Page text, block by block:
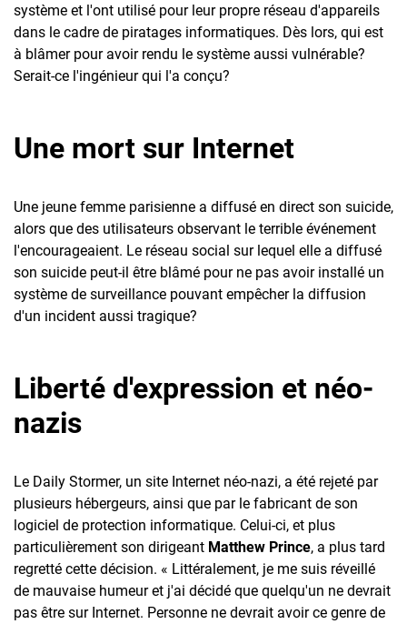
système et l'ont utilisé pour leur propre réseau d'appareils
dans le cadre de piratages informatiques. Dès lors, qui est
à blâmer pour avoir rendu le système aussi vulnérable?
Serait-ce l'ingénieur qui l'a conçu?
Une mort sur Internet
Une jeune femme parisienne a diffusé en direct son suicide,
alors que des utilisateurs observant le terrible événement
l'encourageaient. Le réseau social sur lequel elle a diffusé
son suicide peut-il être blâmé pour ne pas avoir installé un
système de surveillance pouvant empêcher la diffusion
d'un incident aussi tragique?
Liberté d'expression et néo-
nazis
Le Daily Stormer, un site Internet néo-nazi, a été rejeté par
plusieurs hébergeurs, ainsi que par le fabricant de son
logiciel de protection informatique. Celui-ci, et plus
particulièrement son dirigeant Matthew Prince, a plus tard
regretté cette décision. « Littéralement, je me suis réveillé
de mauvaise humeur et j'ai décidé que quelqu'un ne devrait
pas être sur Internet. Personne ne devrait avoir ce genre de